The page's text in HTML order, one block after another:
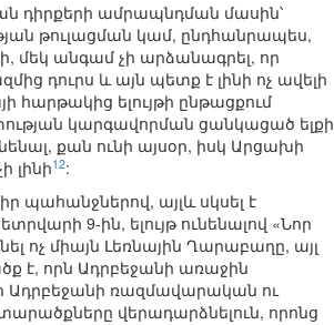
դիրքերի ամրապնդման մասին՝
թուլացման կամ, ընդհանրապես,
անգամ չի արձանագրել, որ
դուրս և այն պետք է լինի ոչ ավելի
հարթակից ելույթի ընթացքում
կարգավորման ցանկացած ելքի
քան ունի այսօր, իսկ Արցախի
լինի12:
պահանջներով, այլև սկսել է
9-ին, ելույթ ունենալով «Նոր
ոչ միայն Լեռնային Ղարաբաղը, այլ
է, որն Ադրբեջանի առաջին
Ադրբեջանի ռազմավարական ու
վերադարձնելուն, որոնց